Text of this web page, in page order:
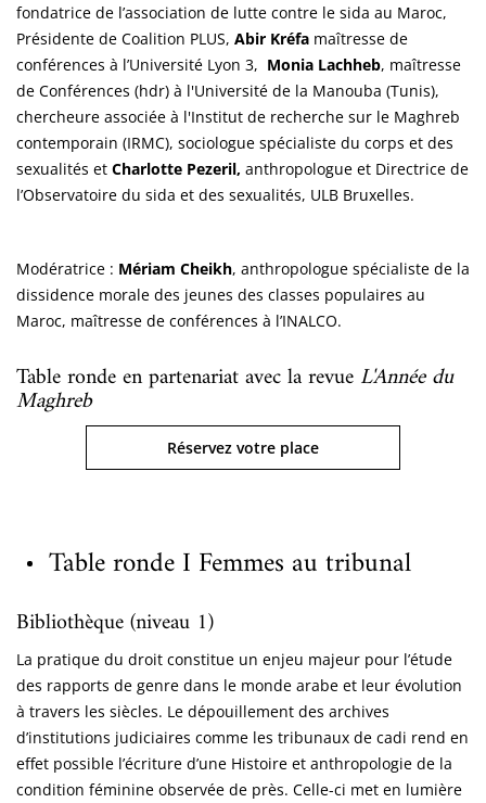
fondatrice de l’association de lutte contre le sida au Maroc,
Présidente de Coalition PLUS, Abir Kréfa maîtresse de
conférences à l’Université Lyon 3, Monia Lachheb, maîtresse
de Conférences (hdr) à l'Université de la Manouba (Tunis),
chercheure associée à l'Institut de recherche sur le Maghreb
contemporain (IRMC), sociologue spécialiste du corps et des
sexualités et Charlotte Pezeril, anthropologue et Directrice de
l’Observatoire du sida et des sexualités, ULB Bruxelles.
Modératrice : Mériam Cheikh, anthropologue spécialiste de la
dissidence morale des jeunes des classes populaires au
Maroc, maîtresse de conférences à l’INALCO.
Table ronde en partenariat avec la revue L'Année du
Maghreb
Réservez votre place
Table ronde I Femmes au tribunal
Bibliothèque (niveau 1)
La pratique du droit constitue un enjeu majeur pour l’étude
des rapports de genre dans le monde arabe et leur évolution
à travers les siècles. Le dépouillement des archives
d’institutions judiciaires comme les tribunaux de cadi rend en
effet possible l’écriture d’une Histoire et anthropologie de la
condition féminine observée de près. Celle-ci met en lumière